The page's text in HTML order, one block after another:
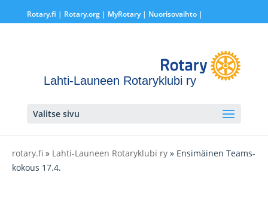
Rotary.fi | Rotary.org| MyRotary | Nuorisovaihto|
Lahti-Launeen Rotaryklubi ry
Valitse sivu
rotary.fi » Lahti-Launeen Rotaryklubi ry » Ensimäinen Teams-
kokous 17.4.